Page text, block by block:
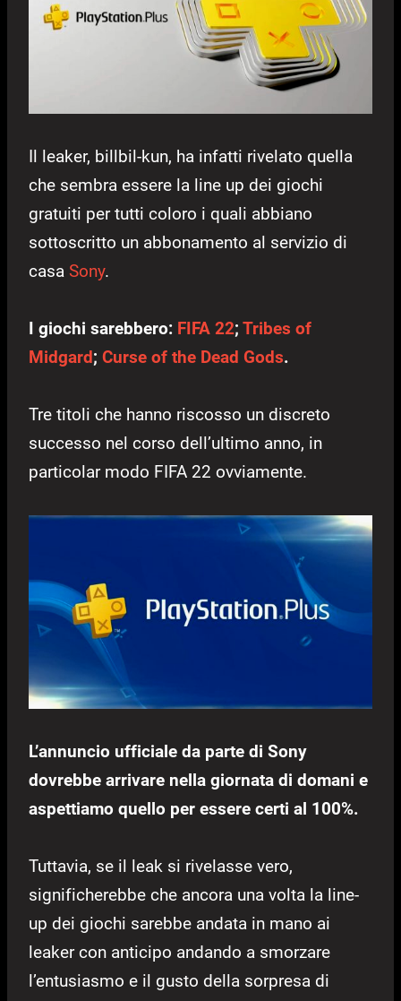
Il leaker, billbil-kun, ha infatti rivelato quella
che sembra essere la line up dei giochi
gratuiti per tutti coloro i quali abbiano
sottoscritto un abbonamento al servizio di
casa Sony.
I giochi sarebbero: FIFA 22; Tribes of
Midgard; Curse of the Dead Gods.
Tre titoli che hanno riscosso un discreto
successo nel corso dell’ultimo anno, in
particolar modo FIFA 22 ovviamente.
L’annuncio ufficiale da parte di Sony
dovrebbe arrivare nella giornata di domani e
aspettiamo quello per essere certi al 100%.
Tuttavia, se il leak si rivelasse vero,
significherebbe che ancora una volta la line-
up dei giochi sarebbe andata in mano ai
leaker con anticipo andando a smorzare
l’entusiasmo e il gusto della sorpresa di